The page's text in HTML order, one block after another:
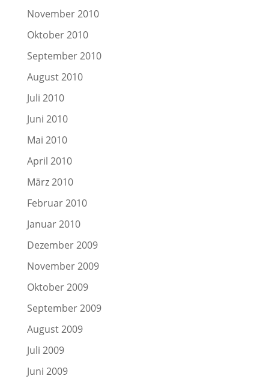
November 2010
Oktober 2010
September 2010
August 2010
Juli 2010
Juni 2010
Mai 2010
April 2010
März 2010
Februar 2010
Januar 2010
Dezember 2009
November 2009
Oktober 2009
September 2009
August 2009
Juli 2009
Juni 2009